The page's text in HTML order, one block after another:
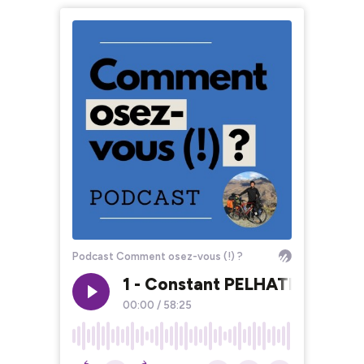
Podcast Comment osez-vous (!) ?
1 - Constant PELHATE - Du
00:00 / 58:25